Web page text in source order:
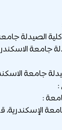
الصيدلة
:
الإسكندرية،